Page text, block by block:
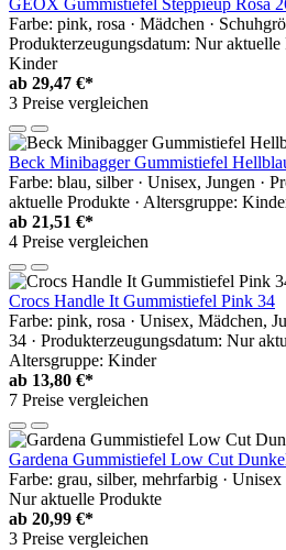
GEOX Gummistiefel Steppieup Rosa
Farbe: pink, rosa · Mädchen ·
Produkterzeugungsdatum: Nur aktuelle
Kinder
ab 29,47 €*
3 Preise vergleichen
Beck Minibagger Gummistiefel
Farbe: blau, silber · Unisex, Jungen ·
aktuelle Produkte · Altersgruppe:
ab 21,51 €*
4 Preise vergleichen
Crocs Handle It Gummistiefel Pink 34
Farbe: pink, rosa · Unisex, Mädchen,
34 · Produkterzeugungsdatum: Nur
Altersgruppe: Kinder
ab 13,80 €*
7 Preise vergleichen
Gardena Gummistiefel Low Cut
Farbe: grau, silber, mehrfarbig ·
Nur aktuelle Produkte
ab 20,99 €*
3 Preise vergleichen